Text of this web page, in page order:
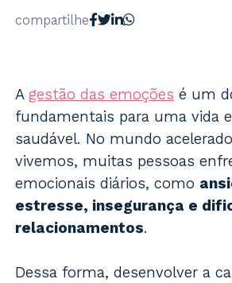
compartilhe
Agestão das emoções é um
fundamentais para uma vida
saudável. No mundo
vivemos, muitas pessoas
emocionais diários, como
estresse, insegurança e
relacionamentos.
Dessa forma, desenvolver a